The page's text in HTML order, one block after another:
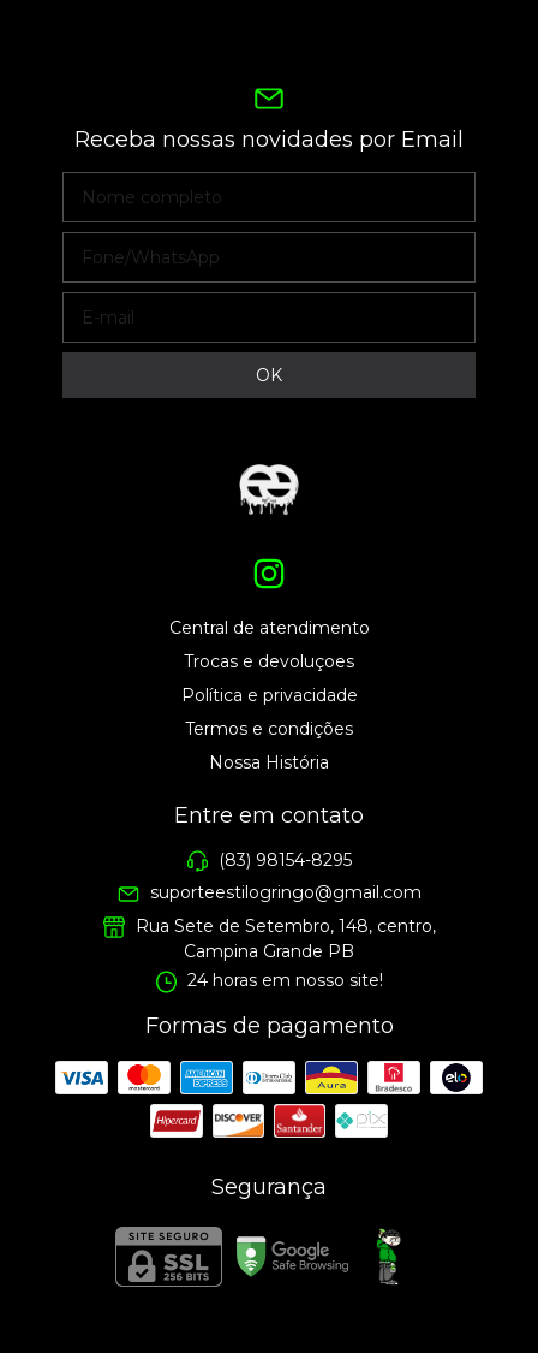
Receba nossas novidades por Email
Central de atendimento
Trocas e devoluçoes
Política e privacidade
Termos e condições
Nossa História
Entre em contato
(83) 98154-8295
suporteestilogringo@gmail.com
Rua Sete de Setembro, 148, centro,
Campina Grande PB
24 horas em nosso site!
Formas de pagamento
Segurança